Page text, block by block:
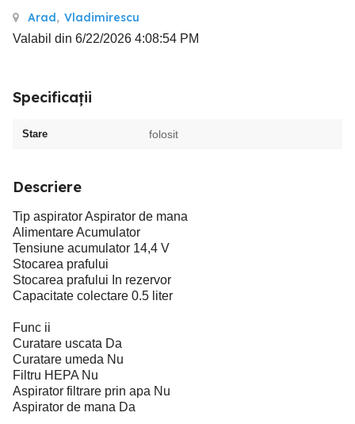
Arad, Vladimirescu
Valabil din 6/22/2026 4:08:54 PM
Specificații
Stare folosit
Descriere
Tip aspirator Aspirator de mana
Alimentare Acumulator
Tensiune acumulator 14,4 V
Stocarea prafului
Stocarea prafului In rezervor
Capacitate colectare 0.5 liter
Func ii
Curatare uscata Da
Curatare umeda Nu
Filtru HEPA Nu
Aspirator filtrare prin apa Nu
Aspirator de mana Da